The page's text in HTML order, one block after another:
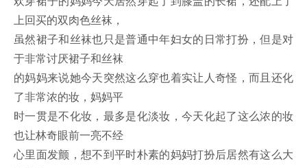
上回买的双肉色丝袜，
虽然裙子和丝袜也只是普通中年妇女的日常打扮，但是对
于非常讨厌裙子和丝袜
的妈妈来说她今天突然这么穿也着实让人奇怪，而且还化
了非常浓的妆，妈妈平
时一贯是不化妆，最多是化淡妆，今天化起了这么浓的妆
也让林奇眼前一亮不经
心里面发颤，想不到平时朴素的妈妈打扮后居然有这么大